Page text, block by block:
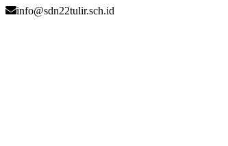
info@sdn22tulir.sch.id